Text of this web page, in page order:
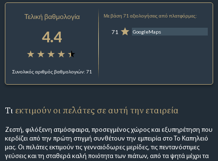
Τελική βαθμολογία
4.4
Συνολικός αριθμός βαθμολογιών: 71
Με βάση 71 αξιολογήσεις από πλατφόρμες:
71 GoogleMaps
Τι εκτιμούν οι πελάτες σε αυτή την εταιρεία
Ζεστή, φιλόξενη ατμόσφαιρα, προσεγμένος χώρος και εξυπηρέτηση που
κερδίζει από την πρώτη στιγμή συνθέτουν την εμπειρία στο Το Καπηλειό
μας. Οι πελάτες εκτιμούν τις γενναιόδωρες μερίδες, τις πεντανόστιμες
γεύσεις και τη σταθερά καλή ποιότητα των πιάτων, από τα ψητά μέχρι τα